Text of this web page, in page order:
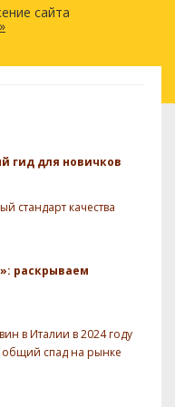
сайта
гид для новичков
стандарт качества
раскрываем
в Италии в 2024 году
общий спад на рынке